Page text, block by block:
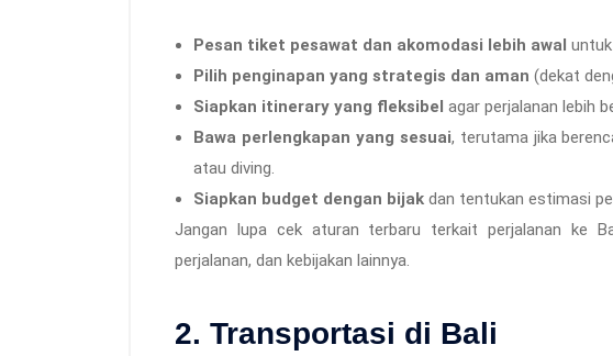
Pesan tiket pesawat dan akomodasi lebih awal
Pilih penginapan yang strategis dan aman (dekat
Siapkan itinerary yang fleksibel agar perjalanan lebih
Bawa perlengkapan yang sesuai, terutama jika
atau diving.
Siapkan budget dengan bijak dan tentukan estimasi
Jangan lupa cek aturan terbaru terkait perjalanan ke
perjalanan, dan kebijakan lainnya.
2. Transportasi di Bali